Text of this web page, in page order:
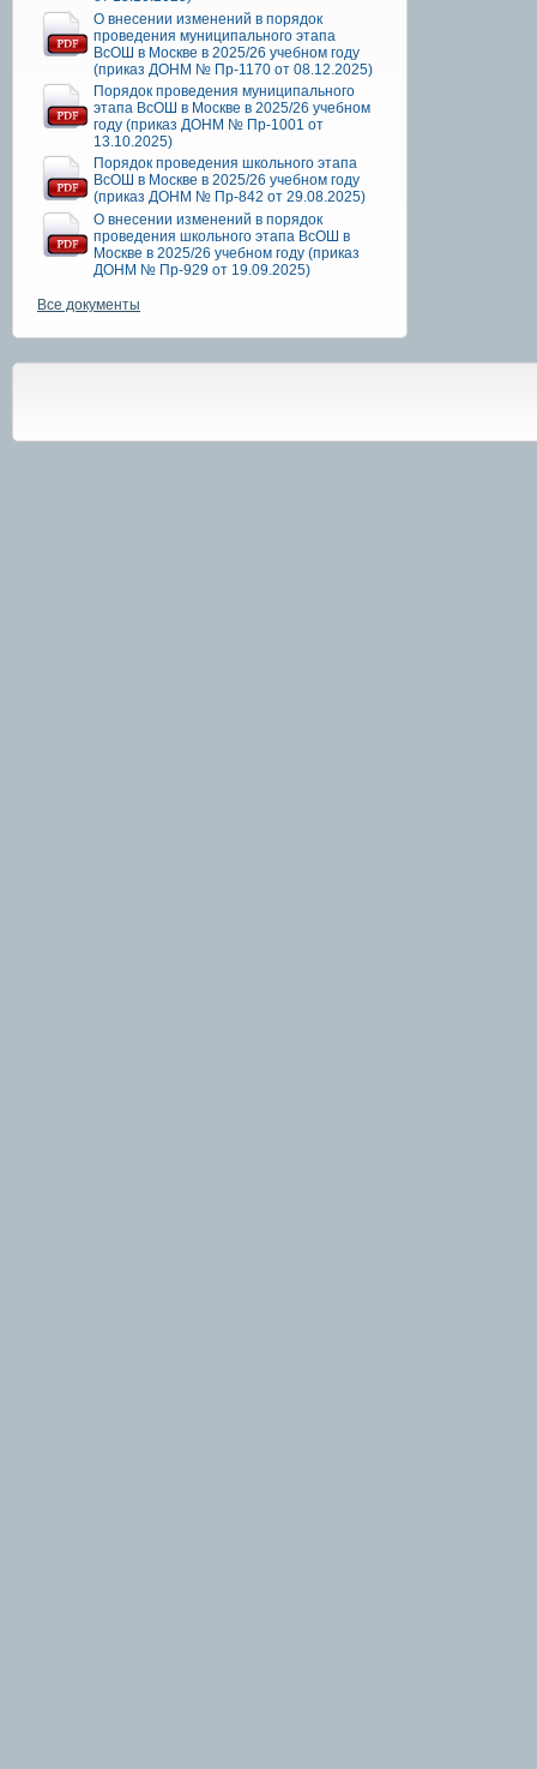
О внесении изменений в порядок
проведения муниципального этапа
ВсОШ в Москве в 2025/26 учебном году
(приказ ДОНМ № Пр-1170 от 08.12.2025)
Порядок проведения муниципального
этапа ВсОШ в Москве в 2025/26 учебном
году (приказ ДОНМ № Пр-1001 от
13.10.2025)
Порядок проведения школьного этапа
ВсОШ в Москве в 2025/26 учебном году
(приказ ДОНМ № Пр-842 от 29.08.2025)
О внесении изменений в порядок
проведения школьного этапа ВсОШ в
Москве в 2025/26 учебном году (приказ
ДОНМ № Пр-929 от 19.09.2025)
Все документы